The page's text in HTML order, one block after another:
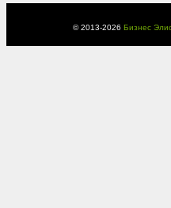
© 2013-2026 Бизнес